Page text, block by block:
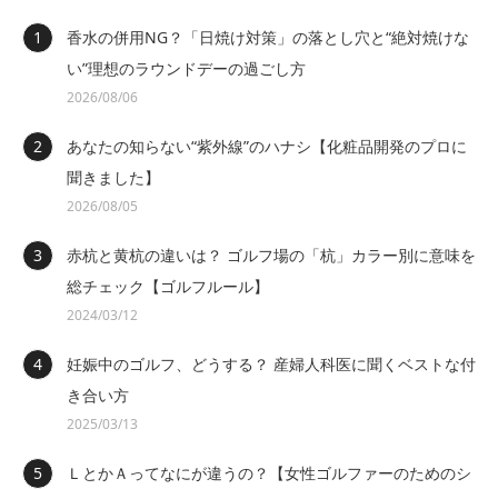
香水の併用NG？「日焼け対策」の落とし穴と“絶対焼けな
い”理想のラウンドデーの過ごし方
2026/08/06
あなたの知らない“紫外線”のハナシ【化粧品開発のプロに
聞きました】
2026/08/05
赤杭と黄杭の違いは？ ゴルフ場の「杭」カラー別に意味を
総チェック【ゴルフルール】
2024/03/12
妊娠中のゴルフ、どうする？ 産婦人科医に聞くベストな付
き合い方
2025/03/13
ＬとかＡってなにが違うの？【女性ゴルファーのためのシ